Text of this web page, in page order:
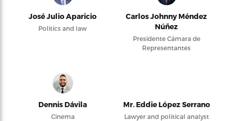
José Julio Aparicio
Politics and law
Carlos Johnny Méndez
Núñez
Presidente Cámara de
Representantes
Dennis Dávila
Cinema
Mr. Eddie López Serrano
Lawyer and political analyst